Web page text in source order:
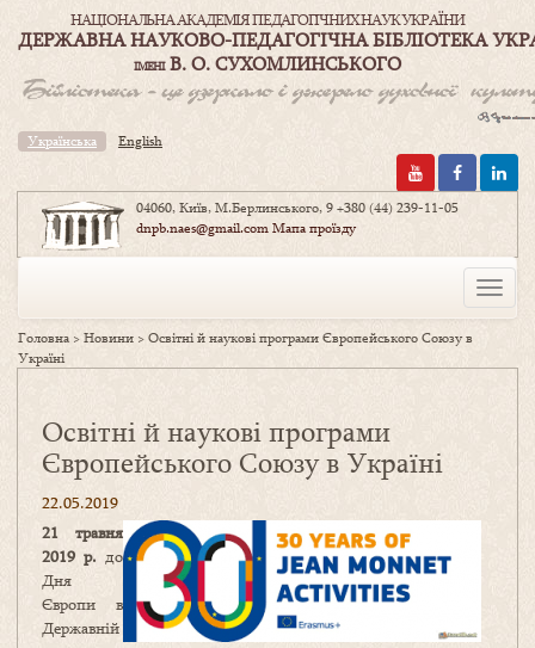
НАЦІОНАЛЬНА АКАДЕМІЯ ПЕДАГОГІЧНИХ НАУК УКРАЇНИ
ДЕРЖАВНА НАУКОВО-ПЕДАГОГІЧНА БІБЛІОТЕКА
ІМЕНІВ. О. СУХОМЛИНСЬКОГО
Українська English
04060, Київ, М.Берлинського, 9+380 (44) 239-11-05
dnpb.naes@gmail.comМапа проїзду
Toggle
Головна >Новини >Освітні й наукові програми Європейського Союзу в
Україні
Освітні й наукові програми
Європейського Союзу в Україні
22.05.2019
21 травня
2019 р. до
Дня
Європи в
Державній